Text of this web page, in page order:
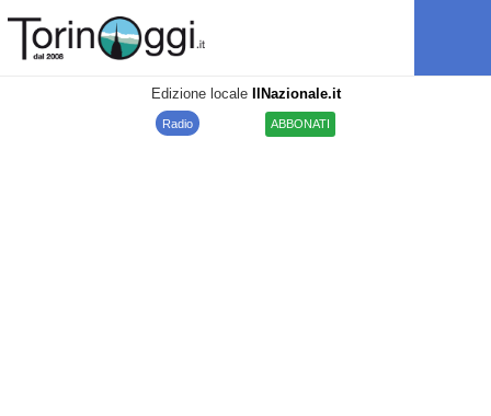
Edizione locale IlNazionale.it
Radio ABBONATI